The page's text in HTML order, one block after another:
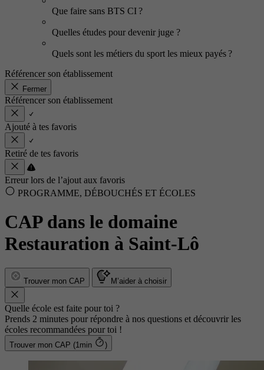
Que faire sans BTS CI ?
Quelles études pour devenir juge ?
Quels sont les métiers du sport les mieux payés ?
Référencer son établissement
Fermer
Référencer son établissement
Ajouté à tes favoris
Retiré de tes favoris
Erreur lors de l’ajout aux favoris
PROGRAMME, DÉBOUCHÉS ET ÉCOLES
CAP dans le domaine
Restauration à Saint-Lô
Trouver mon CAP M’aider à choisir
Quelle école est faite pour toi ?
Prends 2 minutes pour répondre à nos questions et découvrir les
écoles recommandées pour toi !
Trouver mon CAP (1min )